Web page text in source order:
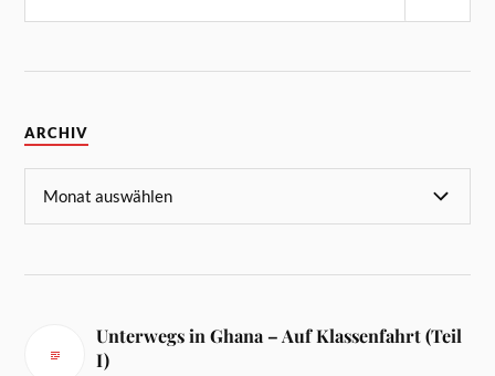
ARCHIV
Unterwegs in Ghana – Auf Klassenfahrt (Teil
I)